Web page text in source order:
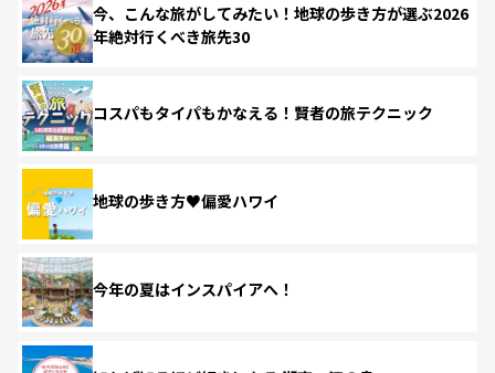
今、こんな旅がしてみたい！地球の歩き方が選ぶ2026
年絶対行くべき旅先30
コスパもタイパもかなえる！賢者の旅テクニック
地球の歩き方♥偏愛ハワイ
今年の夏はインスパイアへ！